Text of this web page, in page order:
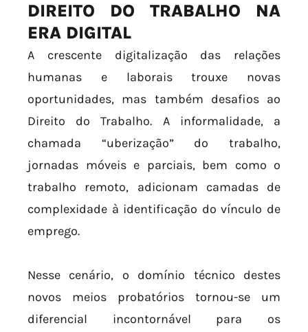
DIREITO DO TRABALHO NA
ERA DIGITAL
A crescente digitalização das relações
humanas e laborais trouxe novas
oportunidades, mas também desafios ao
Direito do Trabalho. A informalidade, a
chamada “uberização” do trabalho,
jornadas móveis e parciais, bem como o
trabalho remoto, adicionam camadas de
complexidade à identificação do vínculo de
emprego.
Nesse cenário, o domínio técnico destes
novos meios probatórios tornou-se um
diferencial incontornável para os